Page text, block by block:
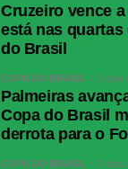
Cruzeiro vence
está nas quartas
do Brasil
COPA DO BRASIL 3 dias
Palmeiras
Copa do Brasil
derrota para o
COPA DO BRASIL 3 dias